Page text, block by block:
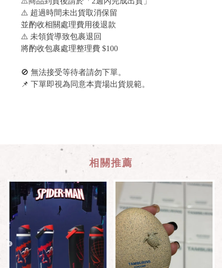
⚠️ 超過時間未出貨取消保留
並酌收相關處理費用後退款
⚠️ 未領貨導致包裹退回
將酌收包裹處理整理費 $100
🚫 無法接受等待者請勿下單。
📌 下單即視為同意本賣場出貨規範。